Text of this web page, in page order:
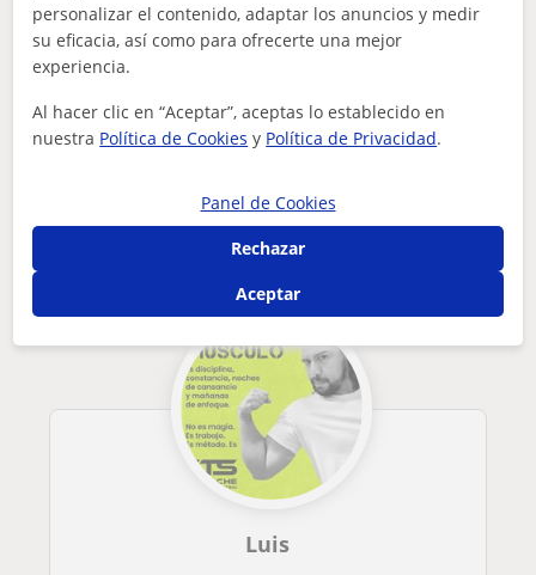
¿Hay algún error en este perfil?Cuéntanos
Tus clases particulares Entrenador personal
Madrid
Móstoles
podria enseñar a gente nueva para mejor progreso por mi gran...
Otros profesores de Entrenador personal
en Móstoles que pueden interesarte
Luis
personalizar el contenido, adaptar los anuncios y medir
su eficacia, así como para ofrecerte una mejor
experiencia.
Al hacer clic en “Aceptar”, aceptas lo establecido en
nuestra Política de Cookies y Política de Privacidad.
Panel de Cookies
Rechazar
Aceptar